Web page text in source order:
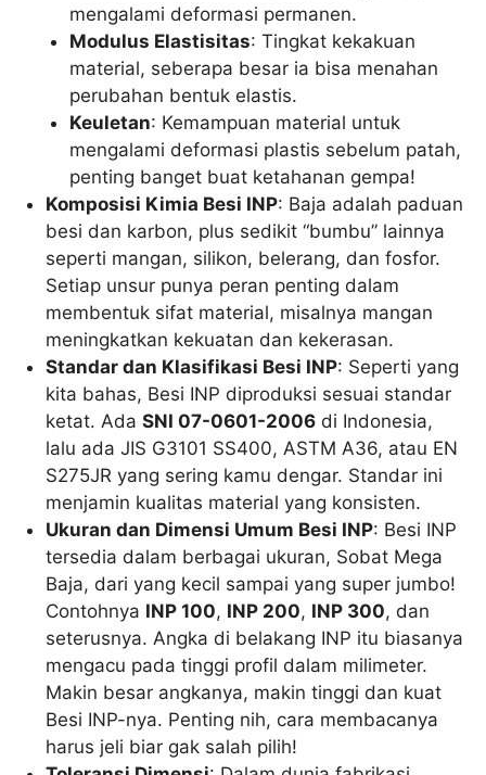
mengalami deformasi permanen.
Modulus Elastisitas: Tingkat kekakuan
material, seberapa besar ia bisa menahan
perubahan bentuk elastis.
Keuletan: Kemampuan material untuk
mengalami deformasi plastis sebelum patah,
penting banget buat ketahanan gempa!
Komposisi Kimia Besi INP: Baja adalah paduan
besi dan karbon, plus sedikit “bumbu” lainnya
seperti mangan, silikon, belerang, dan fosfor.
Setiap unsur punya peran penting dalam
membentuk sifat material, misalnya mangan
meningkatkan kekuatan dan kekerasan.
Standar dan Klasifikasi Besi INP: Seperti yang
kita bahas, Besi INP diproduksi sesuai standar
ketat. AdaSNI 07-0601-2006 di Indonesia,
lalu ada JIS G3101 SS400, ASTM A36, atau EN
S275JR yang sering kamu dengar. Standar ini
menjamin kualitas material yang konsisten.
Ukuran dan Dimensi Umum Besi INP: Besi INP
tersedia dalam berbagai ukuran, Sobat Mega
Baja, dari yang kecil sampai yang super jumbo!
Contohnya INP 100, INP 200, INP 300, dan
seterusnya. Angka di belakang INP itu biasanya
mengacu pada tinggi profil dalam milimeter.
Makin besar angkanya, makin tinggi dan kuat
Besi INP-nya. Penting nih, cara membacanya
harus jeli biar gak salah pilih!